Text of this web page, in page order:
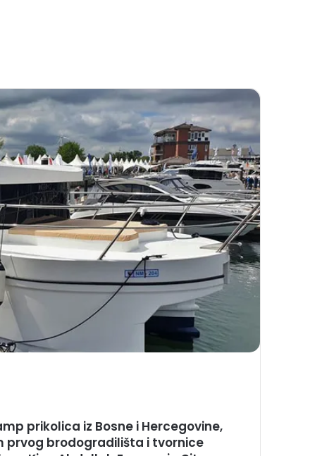
prikolica iz Bosne i Hercegovine,
prvog brodogradilišta i tvornice